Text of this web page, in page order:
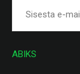
ABIKS